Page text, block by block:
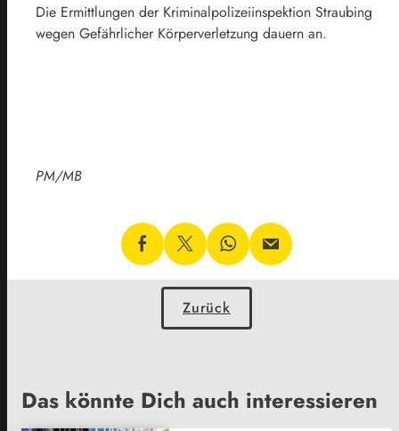
Die Ermittlungen der Kriminalpolizeiinspektion Straubing
wegen Gefährlicher Körperverletzung dauern an.
PM/MB
Zurück
Das könnte Dich auch interessieren